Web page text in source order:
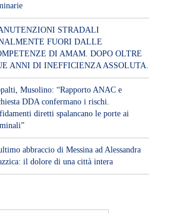
STRADALI
FUORI DALLE
DI AMAM. DOPO OLTRE
ANNI DI INEFFICIENZA ASSOLUTA.
Musolino: “Rapporto ANAC e
DDA confermano i rischi.
diretti spalancano le porte ai
abbraccio di Messina ad Alessandra
il dolore di una città intera